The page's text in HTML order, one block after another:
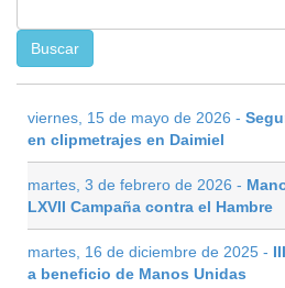
viernes, 15 de mayo de 2026 -
en clipmetrajes en Daimiel
martes, 3 de febrero de 2026 -
LXVII Campaña contra el Hambre
martes, 16 de diciembre de 2025 -
a beneficio de Manos Unidas